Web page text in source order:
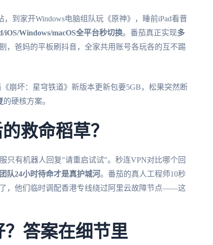
到家开Windows电脑组队玩《原神》，睡前iPad看晋
iOS/Windows/macOS全平台秒切换。番茄真正实现多
，爸妈的平板刷抖音，全家共用账号各玩各的互不踢
崩坏：星穹铁道》新版本更新包要5GB，松果突然断
的硬核方案。
救命稻草？
只有机器人回复"请重启试试"。秒连VPN对比哪个回
队24小时待命才是真护城河。番茄的真人工程师10秒
，他们临时调配香港专线绕过阿里云故障节点——这
答案在细节里